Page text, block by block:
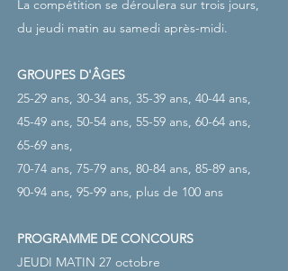
La compétition se déroulera sur trois jours,
du jeudi matin au samedi après-midi.
GROUPES D'ÂGES
25-29 ans, 30-34 ans, 35-39 ans, 40-44 ans,
45-49 ans, 50-54 ans, 55-59 ans, 60-64 ans,
65-69 ans,
70-74 ans, 75-79 ans, 80-84 ans, 85-89 ans,
90-94 ans, 95-99 ans, plus de 100 ans
PROGRAMME DE CONCOURS
JEUDI MATIN 27 octobre